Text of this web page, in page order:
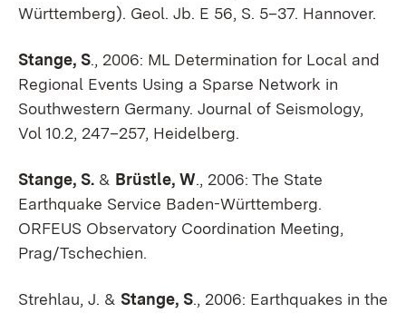
Württemberg). Geol. Jb. E 56, S. 5–37. Hannover.
Stange, S., 2006: ML Determination for Local and
Regional Events Using a Sparse Network in
Southwestern Germany. Journal of Seismology,
Vol 10.2, 247–257, Heidelberg.
Stange, S. & Brüstle, W., 2006: The State
Earthquake Service Baden-Württemberg.
ORFEUS Observatory Coordination Meeting,
Prag/Tschechien.
Strehlau, J. & Stange, S., 2006: Earthquakes in the